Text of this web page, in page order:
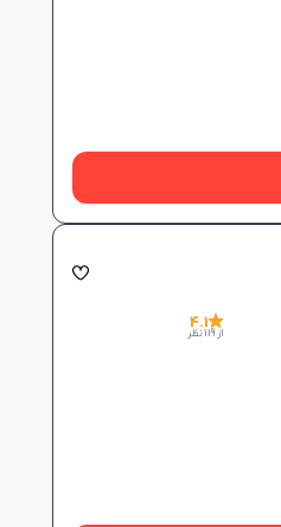
4.1
از 119 نظر